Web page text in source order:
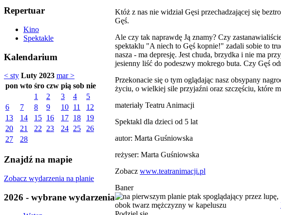
Repertuar
Kino
Spektakle
Kalendarium
< sty Luty 2023 mar >
pon wto śro czw pią sob nie
1
2 3 4
5
6
7 8 9 10 11
12
13
14 15 16 17 18
19
20
21 22 23 24 25
26
27
28
Znajdź na mapie
Zobacz wydarzenia na planie
2026 - wybrane wydarzenia
Któż z nas nie widział Gęsi przechadzającej się
Gęś.
Ale czy tak naprawdę Ją znamy? Czy
spektaklu "A niech to Gęś kopnie!" zadali sobie to
nasza - ma depresję. Jest chuda, brzydka i nie ma
jesienny liść do podeszwy mokrego buta. Czy Gęś
Przekonacie się o tym oglądając nasz obsypany
życiu, o wielkiej sile przyjaźni oraz szczęściu, które
materiały Teatru Animacji
Spektakl dla dzieci od 5 lat
autor: Marta Guśniowska
reżyser: Marta Guśniowska
Zobacz www.teatranimacji.pl
Baner